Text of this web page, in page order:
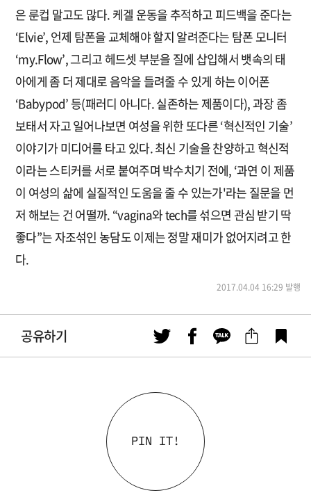
은 룬컵 말고도 많다. 케겔 운동을 추적하고 피드백을 준다는
‘Elvie’, 언제 탐폰을 교체해야 할지 알려준다는 탐폰 모니터
‘my.Flow’, 그리고 헤드셋 부분을 질에 삽입해서 뱃속의 태
아에게 좀 더 제대로 음악을 들려줄 수 있게 하는 이어폰
‘Babypod’ 등(패러디 아니다. 실존하는 제품이다), 과장 좀
보태서 자고 일어나보면 여성을 위한 또다른 ‘혁신적인 기술’
이야기가 미디어를 타고 있다. 최신 기술을 찬양하고 혁신적
이라는 스티커를 서로 붙여주며 박수치기 전에, ‘과연 이 제품
이 여성의 삶에 실질적인 도움을 줄 수 있는가'라는 질문을 먼
저 해보는 건 어떨까. “vagina와 tech를 섞으면 관심 받기 딱
좋다”는 자조섞인 농담도 이제는 정말 재미가 없어지려고 한
다.
2017.04.04 16:29 발행
공유하기
PIN IT!